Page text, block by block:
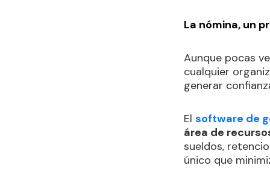
La nómina, un
Aunque pocas
cualquier
generar
El software de
área de
sueldos,
único que